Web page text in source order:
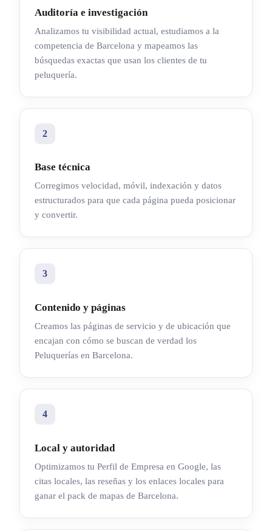
Auditoría e investigación
Analizamos tu visibilidad actual, estudiamos a la
competencia de Barcelona y mapeamos las
búsquedas exactas que usan los clientes de tu
peluquería.
2
Base técnica
Corregimos velocidad, móvil, indexación y datos
estructurados para que cada página pueda posicionar
y convertir.
3
Contenido y páginas
Creamos las páginas de servicio y de ubicación que
encajan con cómo se buscan de verdad los
Peluquerías en Barcelona.
4
Local y autoridad
Optimizamos tu Perfil de Empresa en Google, las
citas locales, las reseñas y los enlaces locales para
ganar el pack de mapas de Barcelona.